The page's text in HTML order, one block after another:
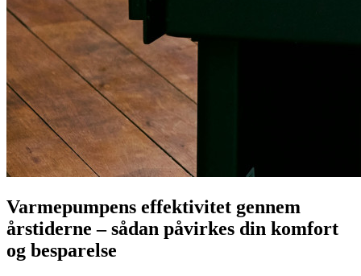
Varmepumpens effektivitet gennem
årstiderne – sådan påvirkes din komfort
og besparelse